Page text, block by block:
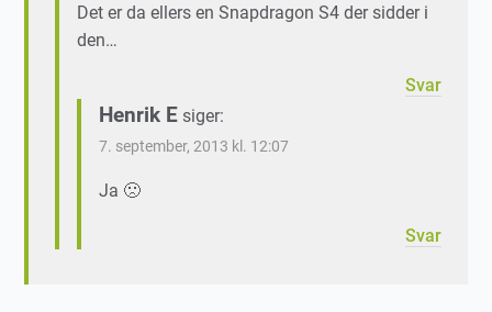
Det er da ellers en Snapdragon S4 der sidder i
den…
Svar
Henrik E siger:
7. september, 2013 kl. 12:07
Ja 🙁
Svar